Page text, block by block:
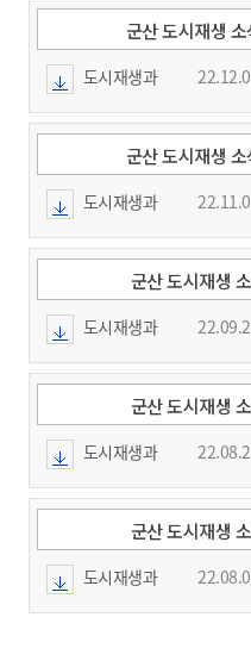
군산 도시재생
도시재생과
군산 도시재생
도시재생과
군산 도시재생
도시재생과
군산 도시재생
도시재생과
군산 도시재생
도시재생과